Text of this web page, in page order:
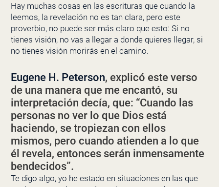
Hay muchas cosas en las escrituras que cuando la
leemos, la revelación no es tan clara, pero este
proverbio, no puede ser más claro que esto: Si no
tienes visión, no vas a llegar a donde quieres llegar, si
no tienes visión morirás en el camino.
Eugene H. Peterson, explicó este verso
de una manera que me encantó, su
interpretación decía, que: “Cuando las
personas no ver lo que Dios está
haciendo, se tropiezan con ellos
mismos, pero cuando atienden a lo que
él revela, entonces serán inmensamente
bendecidos”.
Te digo algo, yo he estado en situaciones en las que